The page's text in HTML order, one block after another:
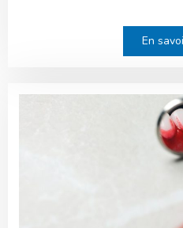
En